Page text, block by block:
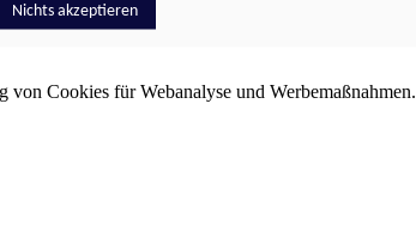
Cookies für Webanalyse und Werbemaßnahmen.
Nichts akzeptieren